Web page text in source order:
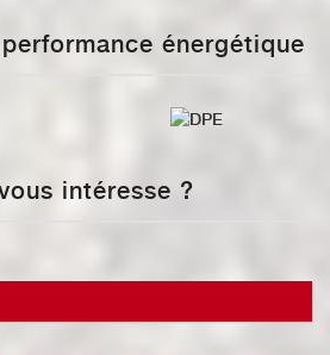
performance énergétique
intéresse ?